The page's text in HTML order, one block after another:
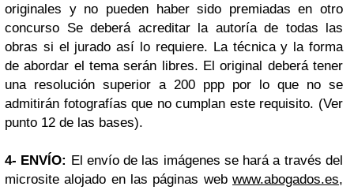
originales y no pueden haber sido premiadas en otro
concurso Se deberá acreditar la autoría de todas las
obras si el jurado así lo requiere. La técnica y la forma
de abordar el tema serán libres. El original deberá tener
una resolución superior a 200 ppp por lo que no se
admitirán fotografías que no cumplan este requisito. (Ver
punto 12 de las bases).
4- ENVÍO: El envío de las imágenes se hará a través del
microsite alojado en las páginas web www.abogados.es,